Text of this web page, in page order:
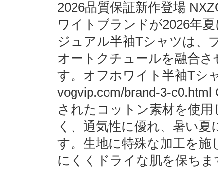
2026品質保証新作登場
ワイトブランドが2026年
ジュアル半袖Tシャツは、
オートクチュールを融合
す。オフホワイト半袖Tシ
vogvip.com/brand-3-
されたコットン素材を使
く、通気性に優れ、暑い
す。生地に特殊な加工を施
にくくドライな肌を保ち